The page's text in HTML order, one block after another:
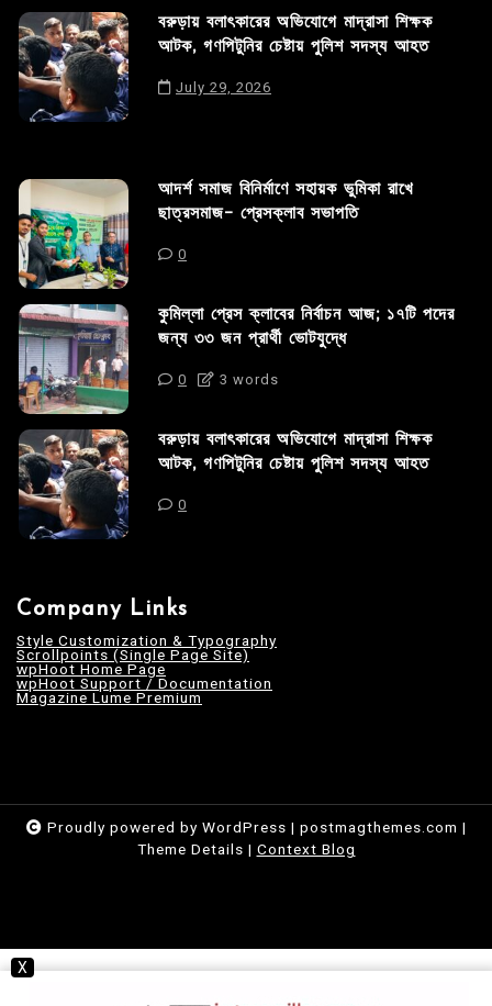
বরুড়ায় বলাৎকারের অভিযোগে মাদ্রাসা শিক্ষক
আটক, গণপিটুনির চেষ্টায় পুলিশ সদস্য আহত
July 29, 2026
আদর্শ সমাজ বিনির্মাণে সহায়ক ভুমিকা রাখে
ছাত্রসমাজ- প্রেসক্লাব সভাপতি
0
কুমিল্লা প্রেস ক্লাবের নির্বাচন আজ; ১৭টি পদের
জন্য ৩৩ জন প্রার্থী ভোটযুদ্ধে
0 3 words
বরুড়ায় বলাৎকারের অভিযোগে মাদ্রাসা শিক্ষক
আটক, গণপিটুনির চেষ্টায় পুলিশ সদস্য আহত
0
Company Links
Style Customization & Typography
Scrollpoints (Single Page Site)
wpHoot Home Page
wpHoot Support / Documentation
Magazine Lume Premium
Proudly powered by WordPress | postmagthemes.com |
Theme Details | Context Blog
X